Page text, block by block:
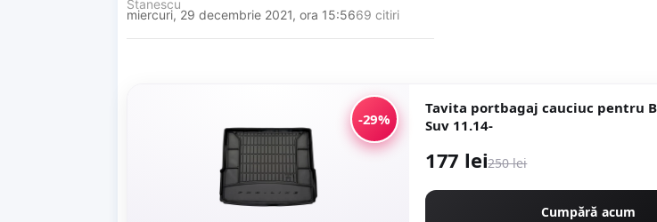
miercuri, 29 decembrie 2021, ora 15:5669 citiri
-29%
Tavita portbagaj cauciuc pentru
Suv 11.14-
177 lei250 lei
Cumpără acum